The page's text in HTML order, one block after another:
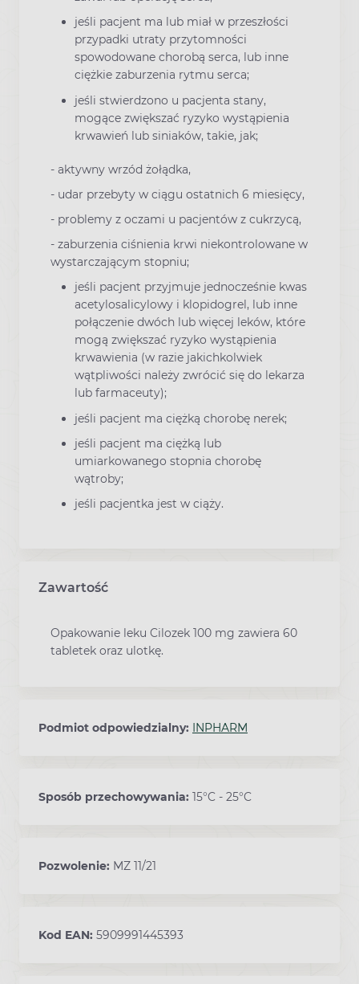
jeśli pacjent ma lub miał w przeszłości
przypadki utraty przytomności
spowodowane chorobą serca, lub inne
ciężkie zaburzenia rytmu serca;
jeśli stwierdzono u pacjenta stany,
mogące zwiększać ryzyko wystąpienia
krwawień lub siniaków, takie, jak;
- aktywny wrzód żołądka,
- udar przebyty w ciągu ostatnich 6 miesięcy,
- problemy z oczami u pacjentów z cukrzycą,
- zaburzenia ciśnienia krwi niekontrolowane w
wystarczającym stopniu;
jeśli pacjent przyjmuje jednocześnie kwas
acetylosalicylowy i klopidogrel, lub inne
połączenie dwóch lub więcej leków, które
mogą zwiększać ryzyko wystąpienia
krwawienia (w razie jakichkolwiek
wątpliwości należy zwrócić się do lekarza
lub farmaceuty);
jeśli pacjent ma ciężką chorobę nerek;
jeśli pacjent ma ciężką lub
umiarkowanego stopnia chorobę
wątroby;
jeśli pacjentka jest w ciąży.
Zawartość
Opakowanie leku Cilozek 100 mg zawiera 60
tabletek oraz ulotkę.
Podmiot odpowiedzialny: INPHARM
Sposób przechowywania: 15°C - 25°C
Pozwolenie: MZ 11/21
Kod EAN: 5909991445393